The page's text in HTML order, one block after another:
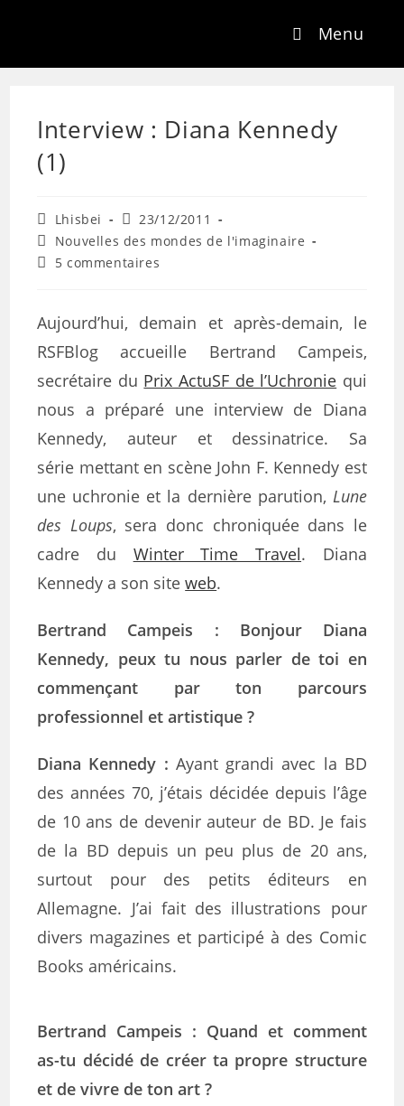
Menu
Interview : Diana Kennedy
(1)
Lhisbei
23/12/2011
Nouvelles des mondes de l'imaginaire
5 commentaires
Aujourd’hui, demain et après-demain, le
RSFBlog accueille Bertrand Campeis,
secrétaire du Prix ActuSF de l’Uchronie qui
nous a préparé une interview de Diana
Kennedy, auteur et dessinatrice. Sa
série mettant en scène John F. Kennedy est
une uchronie et la dernière parution, Lune
des Loups, sera donc chroniquée dans le
cadre du Winter Time Travel. Diana
Kennedy a son siteweb.
Bertrand Campeis : Bonjour Diana
Kennedy, peux tu nous parler de toi en
commençant parton parcours
professionnel et artistique ?
Diana Kennedy : Ayant grandi avec la BD
des années 70, j’étais décidée depuis l’âge
de 10 ans de devenir auteur de BD. Je fais
de la BD depuis un peu plus de 20 ans,
surtout pour des petits éditeurs en
Allemagne. J’ai fait des illustrations pour
divers magazines et participé à des Comic
Books américains.
Bertrand Campeis : Quand et comment
as-tu décidé de créer ta propre structure
et de vivre de ton art ?